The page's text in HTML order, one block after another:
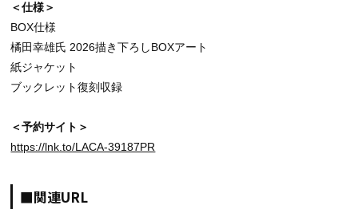
＜仕様＞
BOX仕様
橘田幸雄氏 2026描き下ろしBOXアート
紙ジャケット
ブックレット復刻収録
＜予約サイト＞
https://lnk.to/LACA-39187PR
■関連URL